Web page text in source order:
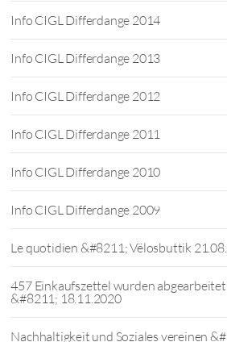
Info CIGL Differdange 2014
Info CIGL Differdange 2013
Info CIGL Differdange 2012
Info CIGL Differdange 2011
Info CIGL Differdange 2010
Info CIGL Differdange 2009
Le quotidien &#8211; Vëlosbuttik
457 Einkaufszettel wurden
&#8211; 18.11.2020
Nachhaltigkeit und Soziales vereinen